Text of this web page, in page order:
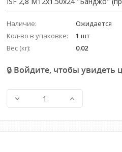
Наличие:
Ожидается
Кол-во в упаковке:
1 шт
Вес (кг):
0.02
🔒 Войдите, чтобы увидеть